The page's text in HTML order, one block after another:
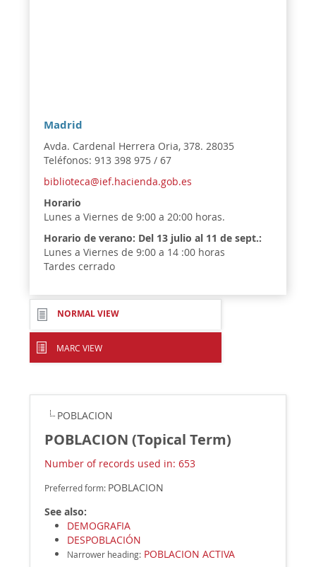
Madrid
Avda. Cardenal Herrera Oria, 378. 28035
Teléfonos: 913 398 975 / 67
biblioteca@ief.hacienda.gob.es
Horario
Lunes a Viernes de 9:00 a 20:00 horas.
Horario de verano: Del 13 julio al 11 de sept.:
Lunes a Viernes de 9:00 a 14 :00 horas
Tardes cerrado
NORMAL VIEW
MARC VIEW
POBLACION
POBLACION (Topical Term)
Number of records used in: 653
Preferred form: POBLACION
See also:
DEMOGRAFIA
DESPOBLACIÓN
Narrower heading: POBLACION ACTIVA